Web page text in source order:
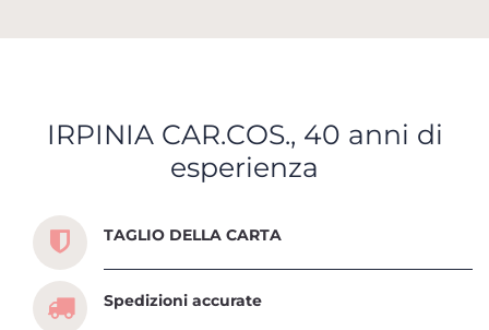
IRPINIA CAR.COS., 40 anni di
esperienza
Scopri tutti i servizi che ti abbiamo dedicato
TAGLIO DELLA CARTA
Spedizioni accurate